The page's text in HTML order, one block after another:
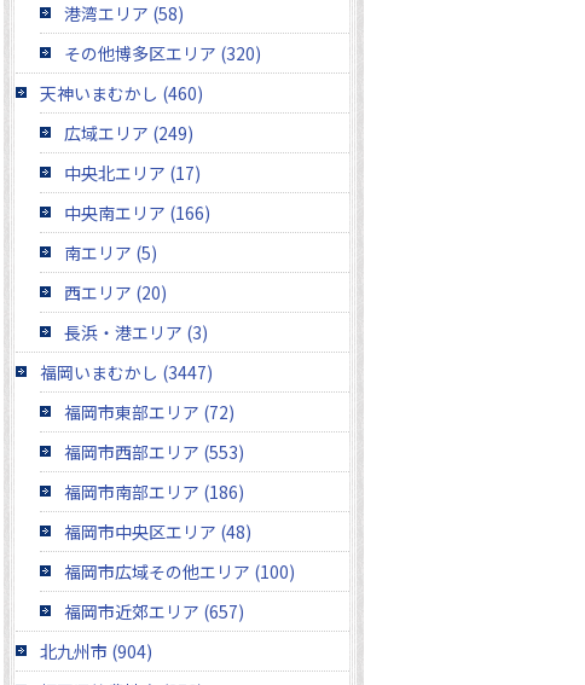
港湾エリア (58)
その他博多区エリア (320)
天神いまむかし (460)
広域エリア (249)
中央北エリア (17)
中央南エリア (166)
南エリア (5)
西エリア (20)
長浜・港エリア (3)
福岡いまむかし (3447)
福岡市東部エリア (72)
福岡市西部エリア (553)
福岡市南部エリア (186)
福岡市中央区エリア (48)
福岡市広域その他エリア (100)
福岡市近郊エリア (657)
北九州市 (904)